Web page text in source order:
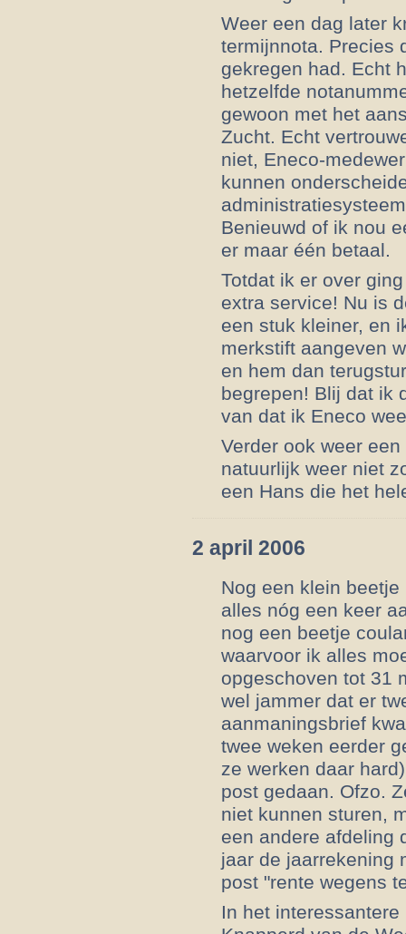
Weer een dag later
termijnnota. Precies
gekregen had. Echt
hetzelfde
gewoon met het
Zucht. Echt
niet, Eneco-
kunnen
Benieuwd of ik nou
er maar één betaal.
Totdat ik er over
extra service! Nu is
een stuk kleiner, en
merkstift aangeven
en hem dan
begrepen! Blij dat ik
van dat ik Eneco
Verder ook weer een
natuurlijk weer niet
een Hans die het
2 april 2006
Nog een klein
alles nóg een keer
nog een beetje
waarvoor ik alles
opgeschoven tot 31
wel jammer dat er
aanmaningsbrief
twee weken eerder
ze werken daar
post gedaan. Ofzo.
niet kunnen sturen,
een andere afdeling
jaar de jaarrekening
post "rente wegens
In het